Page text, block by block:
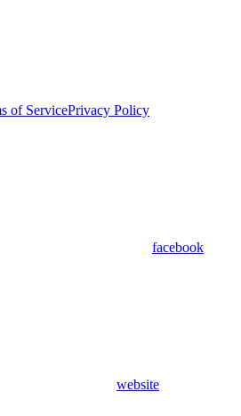
of ServicePrivacy Policy
facebook
website